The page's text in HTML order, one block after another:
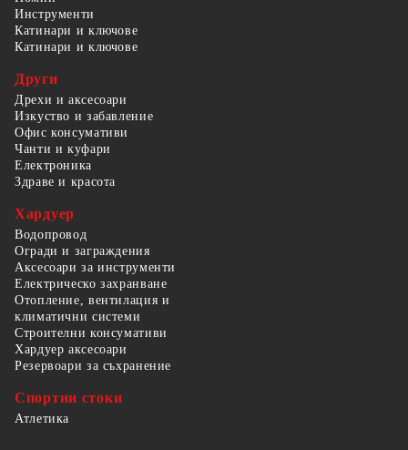
Инструменти
Катинари и ключове
Катинари и ключове
Други
Дрехи и аксесоари
Изкуство и забавление
Офис консумативи
Чанти и куфари
Електроника
Здраве и красота
Хардуер
Водопровод
Огради и заграждения
Аксесоари за инструменти
Електрическо захранване
Отопление, вентилация и
климатични системи
Строителни консумативи
Хардуер аксесоари
Резервоари за съхранение
Спортни стоки
Атлетика